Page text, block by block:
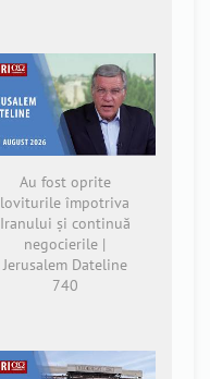
Au fost oprite
loviturile împotriva
Iranului și continuă
negocierile |
Jerusalem Dateline
740